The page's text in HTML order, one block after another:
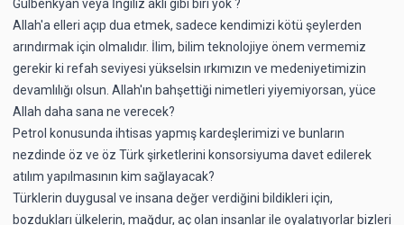
Gülbenkyan veya İngiliz aklı gibi biri yok ?
Allah'a elleri açıp dua etmek, sadece kendimizi kötü şeylerden
arındırmak için olmalıdır. İlim, bilim teknolojiye önem vermemiz
gerekir ki refah seviyesi yükselsin ırkımızın ve medeniyetimizin
devamlılığı olsun. Allah'ın bahşettiği nimetleri yiyemiyorsan, yüce
Allah daha sana ne verecek?
Petrol konusunda ihtisas yapmış kardeşlerimizi ve bunların
nezdinde öz ve öz Türk şirketlerini konsorsiyuma davet edilerek
atılım yapılmasının kim sağlayacak?
Türklerin duygusal ve insana değer verdiğini bildikleri için,
bozdukları ülkelerin, mağdur, aç olan insanlar ile oyalatıyorlar bizleri